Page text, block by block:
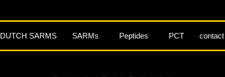
DUTCH SARMS SARMs Peptides PCT contact